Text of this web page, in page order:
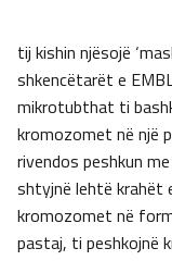
tij kishin njësojë
shkencëtarët e
mikrotubthat ti
kromozomet në një
rivendos peshkun
shtyjnë lehtë krahët
kromozomet në
pastaj, ti peshkojnë